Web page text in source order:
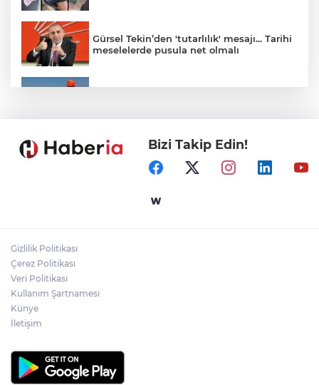
Gürsel Tekin’den 'tutarlılık' mesajı... Tarihi
meselelerde pusula net olmalı
Samsun’da Alaçam'a yeni yaşam alanı
Yapay zekada onlarca uygulamanın
Bizi Takip Edin!
Gizlilik Politikası
Çerez Politikası
Veri Politikası
Kullanım Şartnamesi
Künye
İletişim